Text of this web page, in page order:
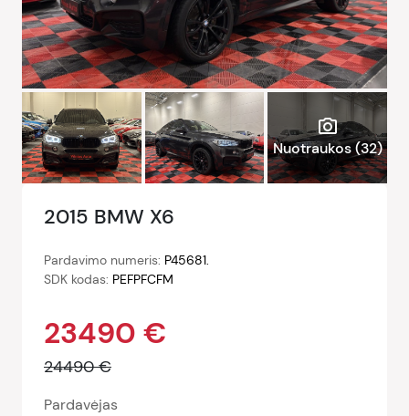
photo_camera
Nuotraukos (32)
2015 BMW X6
Pardavimo numeris: P45681.
SDK kodas: PEFPFCFM
23490 €
24490 €
Pardavėjas